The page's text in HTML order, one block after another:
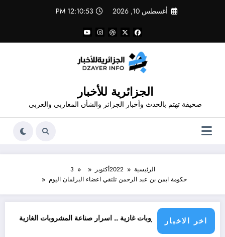
أغسطس 10, 2026 12:10:53 PM
الجزائرية للأخبار
صحيفة تهتم بالحدث وأخبار الجزائر والشأن المغاربي والعربي
الرئيسية 2022أكتوبر
3
حكومة ايمن بن عبد الرحمن تلتقي اعضاء البرلمان اليوم
اخر الاخبار
من مشروبات غازية .. اسرار صناعة المشروبات الغازية